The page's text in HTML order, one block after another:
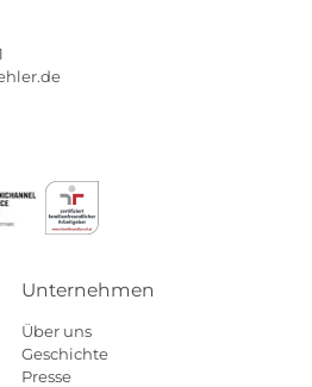
Unternehmen
Über uns
Geschichte
Presse